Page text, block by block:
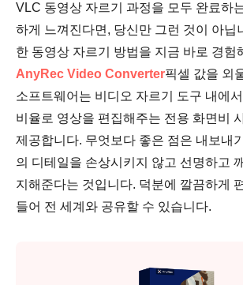
3단계.
VLC 동영상 자르기 과정을 모두 완료하
하게 느껴진다면, 당신만 그런 것이 아닙
한 동영상 자르기 방법을 지금 바로 경험
AnyRec Video Converter픽셀 값을 외
소프트웨어는 비디오 자르기 도구 내에
비율로 영상을 편집해주는 전용 화면비
제공합니다. 무엇보다 좋은 점은 내보내
의 디테일을 손상시키지 않고 선명하고
지해준다는 것입니다. 덕분에 깔끔하게
들어 전 세계와 공유할 수 있습니다.